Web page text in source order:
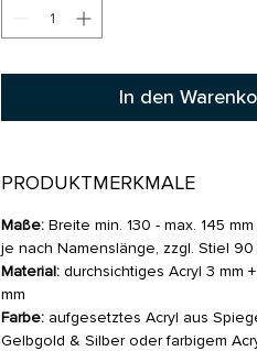
In den
PRODUKTMERKMALE
Maße: Breite min. 130 - max. 145
je nach Namenslänge, zzgl. Stiel 90
Material: durchsichtiges Acryl 3 mm
mm
Farbe: aufgesetztes Acryl aus
Gelbgold & Silber oder farbigem